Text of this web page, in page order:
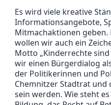
Es wird viele kreative
Informationsangebote,
Mitmachaktionen geben.
wollen wir auch ein
Motto „Kinderrechte
wir einen Bürgerdialog
der Politikerinnen und
Chemnitzer Stadtrat und
sein werden. Wie steht